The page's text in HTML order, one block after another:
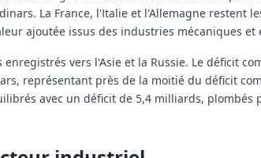
La France, l'Italie et l'Allemagne restent
ajoutée issus des industries mécaniques et
vers l'Asie et la Russie. Le déficit
représentant près de la moitié du déficit
avec un déficit de 5,4 milliards, plombés